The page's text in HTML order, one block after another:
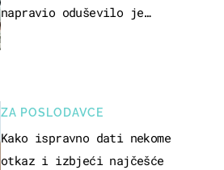
napravio oduševilo je
ZA POSLODAVCE
Kako ispravno dati nekome
otkaz i izbjeći najčešće